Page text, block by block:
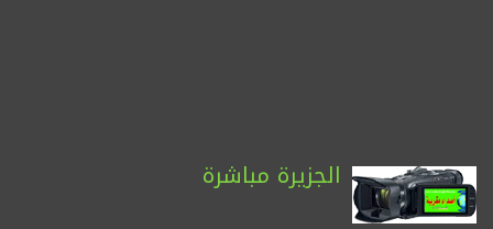
الجزيرة مباشرة